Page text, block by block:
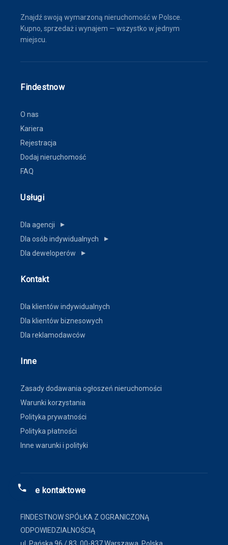
Znajdź swoją wymarzoną nieruchomość w Polsce.
Kupno, sprzedaż i wynajem — wszystko w jednym
miejscu.
Findestnow
O nas
Kariera
Rejestracja
Dodaj nieruchomość
FAQ
Usługi
Dla agencji ▼
Dla osób indywidualnych ▼
Dla deweloperów ▼
Kontakt
Dla klientów indywidualnych
Dla klientów biznesowych
Dla reklamodawców
Inne
Zasady dodawania ogłoszeń nieruchomości
Warunki korzystania
Polityka prywatności
Polityka płatności
Inne warunki i polityki
Dane kontaktowe
FINDESTNOW SPÓŁKA Z OGRANICZONĄ
ODPOWIEDZIALNOŚCIĄ
ul. Pańska 96 / 83, 00-837 Warszawa, Polska